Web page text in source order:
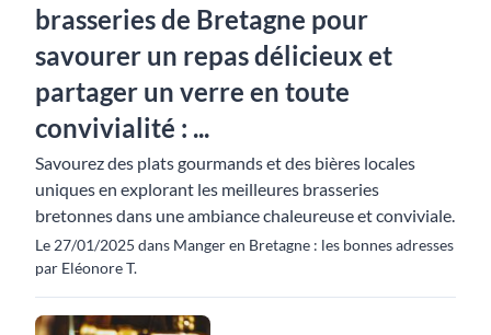
brasseries de Bretagne pour
savourer un repas délicieux et
partager un verre en toute
convivialité : ...
Savourez des plats gourmands et des bières locales
uniques en explorant les meilleures brasseries
bretonnes dans une ambiance chaleureuse et conviviale.
Le 27/01/2025 dans Manger en Bretagne : les bonnes adresses
par Eléonore T.